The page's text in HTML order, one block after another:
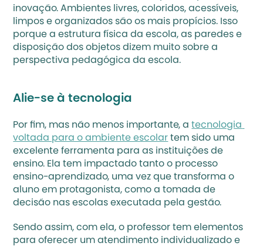
inovação. Ambientes livres, coloridos, acessíveis,
limpos e organizados são os mais propícios. Isso
porque a estrutura física da escola, as paredes e
disposição dos objetos dizem muito sobre a
perspectiva pedagógica da escola.
Alie-se à tecnologia
Por fim, mas não menos importante, a tecnologia
voltada para o ambiente escolar tem sido uma
excelente ferramenta para as instituições de
ensino. Ela tem impactado tanto o processo
ensino-aprendizado, uma vez que transforma o
aluno em protagonista, como a tomada de
decisão nas escolas executada pela gestão.
Sendo assim, com ela, o professor tem elementos
para oferecer um atendimento individualizado e